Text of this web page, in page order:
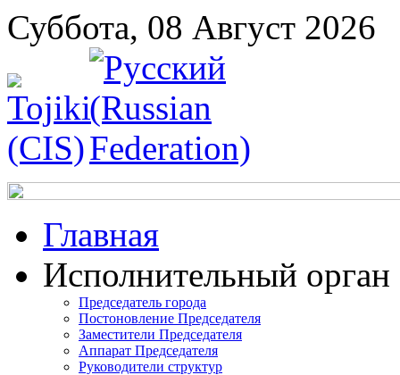
Суббота, 08 Август 2026
Главная
Исполнительный орган
Председатель города
Постоновление Председателя
Заместители Председателя
Аппарат Председателя
Руководители структур